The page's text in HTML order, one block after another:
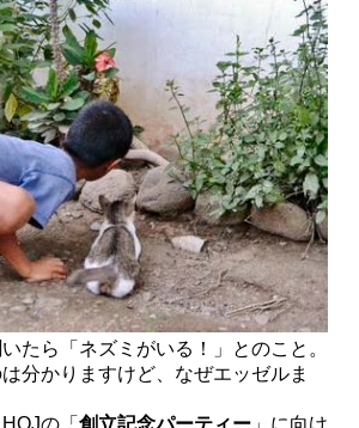
たら「ネズミがいる！」とのこと。
分かりますけど、なぜエッゼルま